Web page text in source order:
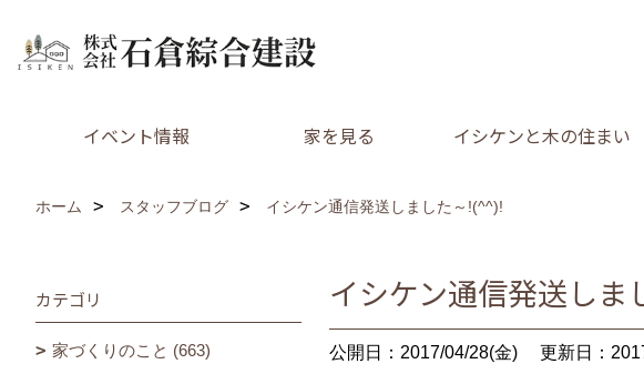
イベント情報 家を見る イシケンと木の住まい
ホーム スタッフブログ イシケン通信発送しました～!(^^)!
イシケン通信発送し
公開日：2017/04/28(金) 更新日：
カテゴリ
家づくりのこと (663)